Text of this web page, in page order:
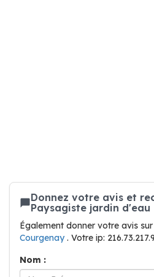
Donnez votre avis et
Paysagiste jardin d'eau
Également donner votre avis
Courgenay. Votre ip:
Nom :